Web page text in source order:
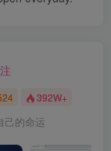
392W+
己的命运